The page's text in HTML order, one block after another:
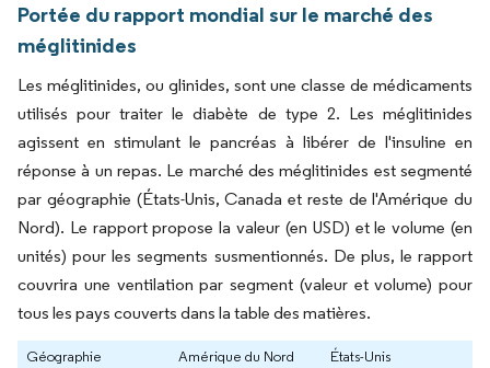
Portée du rapport mondial sur le marché des
méglitinides
Les méglitinides, ou glinides, sont une classe de médicaments
utilisés pour traiter le diabète de type 2. Les méglitinides
agissent en stimulant le pancréas à libérer de l'insuline en
réponse à un repas. Le marché des méglitinides est segmenté
par géographie (États-Unis, Canada et reste de l'Amérique du
Nord). Le rapport propose la valeur (en USD) et le volume (en
unités) pour les segments susmentionnés. De plus, le rapport
couvrira une ventilation par segment (valeur et volume) pour
tous les pays couverts dans la table des matières.
Géographie Amérique du Nord États-Unis